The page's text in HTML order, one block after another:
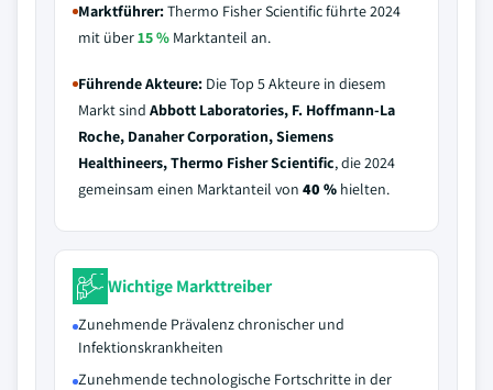
Marktführer:Thermo Fisher Scientific führte 2024
mit über15 % Marktanteil an.
Führende Akteure: Die Top 5 Akteure in diesem
Markt sind Abbott Laboratories, F. Hoffmann-La
Roche, Danaher Corporation, Siemens
Healthineers, Thermo Fisher Scientific, die 2024
gemeinsam einen Marktanteil von 40 % hielten.
Wichtige Markttreiber
Zunehmende Prävalenz chronischer und
Infektionskrankheiten
Zunehmende technologische Fortschritte in der